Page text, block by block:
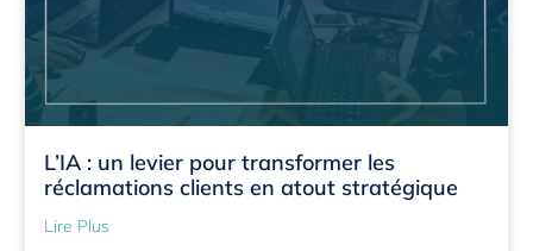
L’IA : un levier pour transformer les
réclamations clients en atout stratégique
Lire Plus